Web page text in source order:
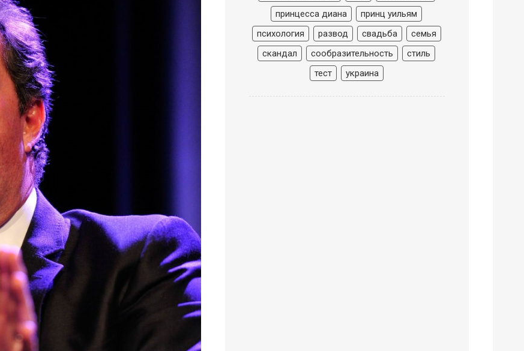
принцесса диана
принц уильям
психология
развод свадьба
семья
скандал
сообразительность
стиль
тест
украина